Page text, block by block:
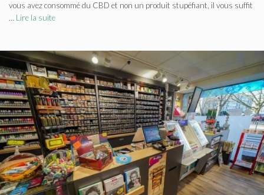
vous avez consommé du CBD et non un produit stupéfiant, il vous suffit
… Lire la suite